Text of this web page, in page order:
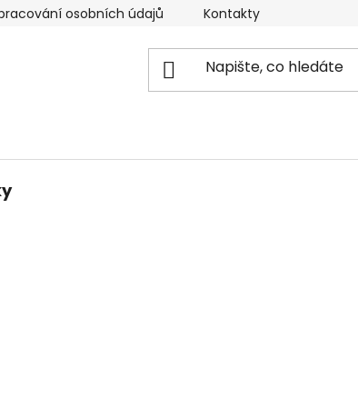
osobních údajů Kontakty